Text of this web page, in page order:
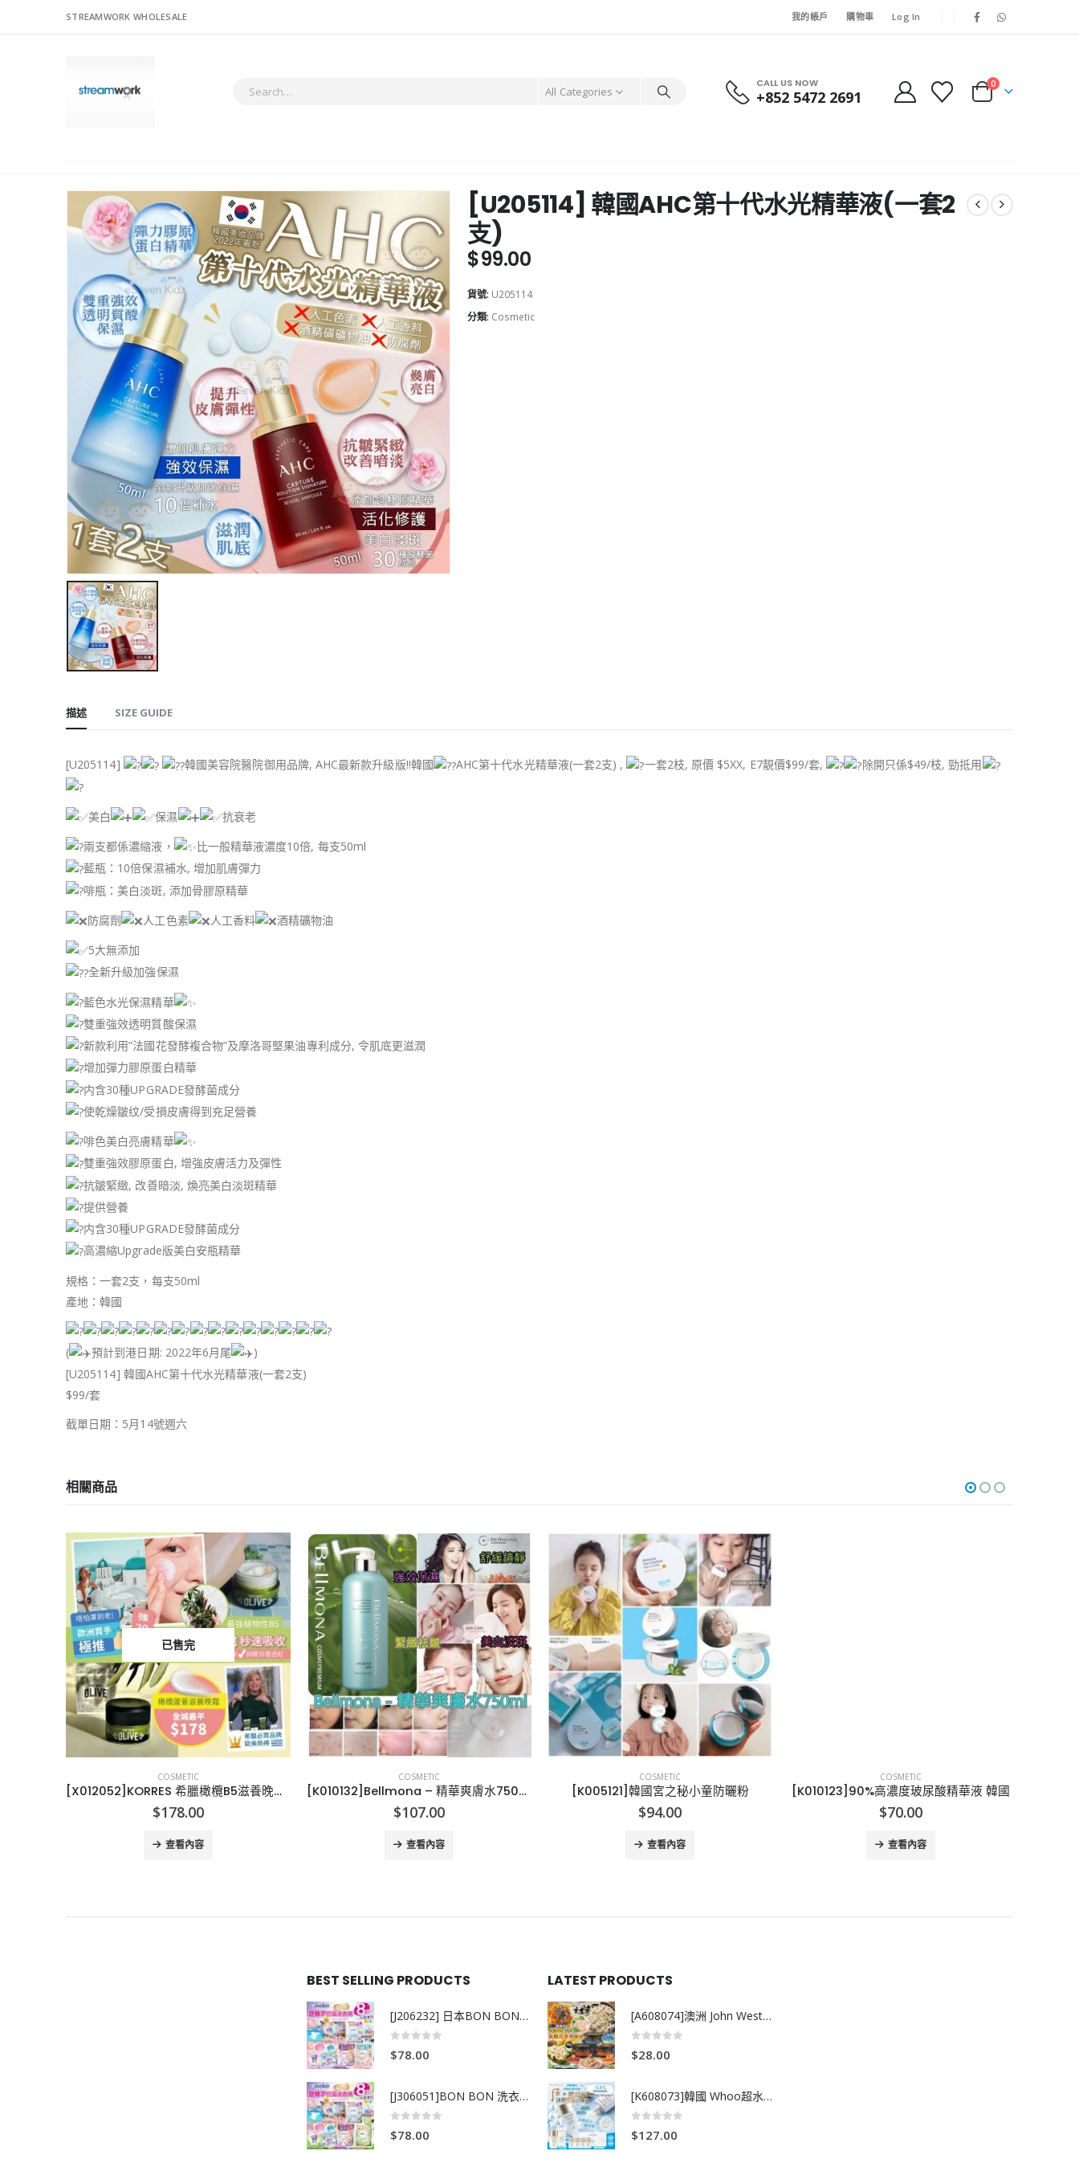
STREAMWORK WHOLESALE 我的帳戶 購物車 Log In
All Categories
CALL US NOW
+852 5472 2691
0
[U205114] 韓國AHC第十代水光精華液(一套2
支)
$99.00
貨號: U205114
分類: Cosmetic
描述 SIZE GUIDE
[U205114] 韓國美容院醫院御用品牌, AHC最新款升級版!!韓國 AHC第十代水光精華液(一套2支) , 一套2枝, 原價 $5XX, E7靚價$99/套, 除開只係$49/枝, 勁抵用
美白 保濕
抗衰老
兩支都係濃縮液，
比一般精華液濃度10倍, 每支50ml
藍瓶：10倍保濕補水, 增加肌膚彈力
啡瓶：美白淡斑, 添加骨膠原精華
防腐劑
人工色素 人工香料
酒精礦物油
5大無添加
全新升級加強保濕
藍色水光保濕精華
雙重強效透明質酸保濕
新款利用”法國花發酵複合物”及摩洛哥堅果油專利成分, 令肌底更滋潤
增加彈力膠原蛋白精華
内含30種UPGRADE發酵菌成分
使乾燥皺纹/受損皮膚得到充足營養
啡色美白亮膚精華
雙重強效膠原蛋白, 增強皮膚活力及彈性
抗皺緊緻, 改善暗淡, 煥亮美白淡斑精華
提供營養
内含30種UPGRADE發酵菌成分
高濃縮Upgrade版美白安瓶精華
規格：一套2支，每支50ml
產地：韓國
( 預計到港日期: 2022年6月尾
)
[U205114] 韓國AHC第十代水光精華液(一套2支)
$99/套
截單日期：5月14號週六
相關商品
已售完
COSMETIC
[X012052]KORRES 希臘橄欖B5滋養晚霜40ml
$178.00
查看內容
COSMETIC
[K010132]Bellmona – 精華爽膚水750ml
$107.00
查看內容
COSMETIC
[K005121]韓國宮之秘小童防曬粉
$94.00
查看內容
COSMETIC
[K010123]90%高濃度玻尿酸精華液 韓國
$70.00
查看內容
BEST SELLING PRODUCTS
[J206232] 日本BON BON銀離子抗菌啫喱洗衣珠 (80粒)
$78.00
[J306051]BON BON 洗衣珠-牧場+爽+玫瑰葡萄-80粒
$78.00
LATEST PRODUCTS
[A608074]澳洲 John West黃鮨吞拿魚罐頭
$28.00
[K608073]韓國 Whoo超水感冰爽空氣防曬液 60ml(送13ml*4支)
$127.00